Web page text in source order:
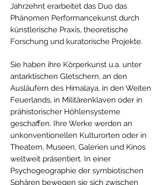
Jahrzehnt erarbeitet das Duo das
Phänomen Performancekunst durch
künstlerische Praxis, theoretische
Forschung und kuratorische Projekte.
Sie haben ihre Körperkunst u.a. unter
antarktischen Gletschern, an den
Ausläufern des Himalaya, in den Weiten
Feuerlands, in Militärenklaven oder in
prähistorischer Höhlensysteme
geschaffen. Ihre Werke werden an
unkonventionellen Kulturorten oder in
Theatern, Museen, Galerien und Kinos
weltweit präsentiert. In einer
Psychogeographie der symbiotischen
Sphären bewegen sie sich zwischen